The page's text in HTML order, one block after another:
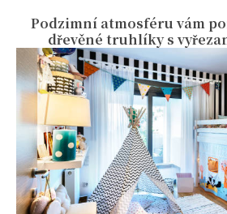
Podzimní atmosféru vám
dřevěné truhlíky s